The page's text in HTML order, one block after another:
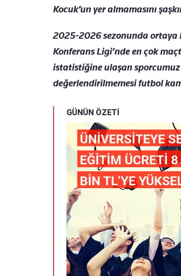
Kocuk’un yer almamasını
2025-2026 sezonunda ortaya
Konferans Ligi’nde en çok
istatistiğine ulaşan
değerlendirilmemesi futbol
GÜNÜN ÖZETİ